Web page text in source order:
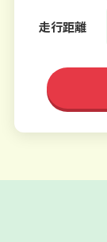
走行距離